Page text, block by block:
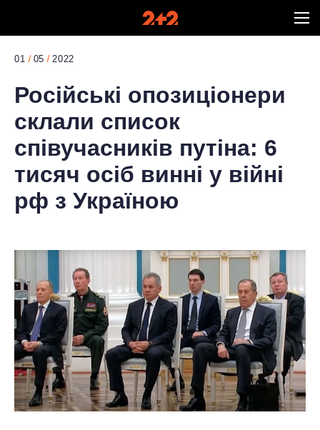
01 05 2022
Російські опозиціонери
склали список
співучасників путіна: 6
тисяч осіб винні у війні
рф з Україною